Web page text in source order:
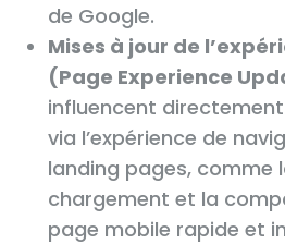
de Google.
Mises à jour de
(Page Experience
influencent
via l’expérience de
landing pages, comme
chargement et la
page mobile rapide et